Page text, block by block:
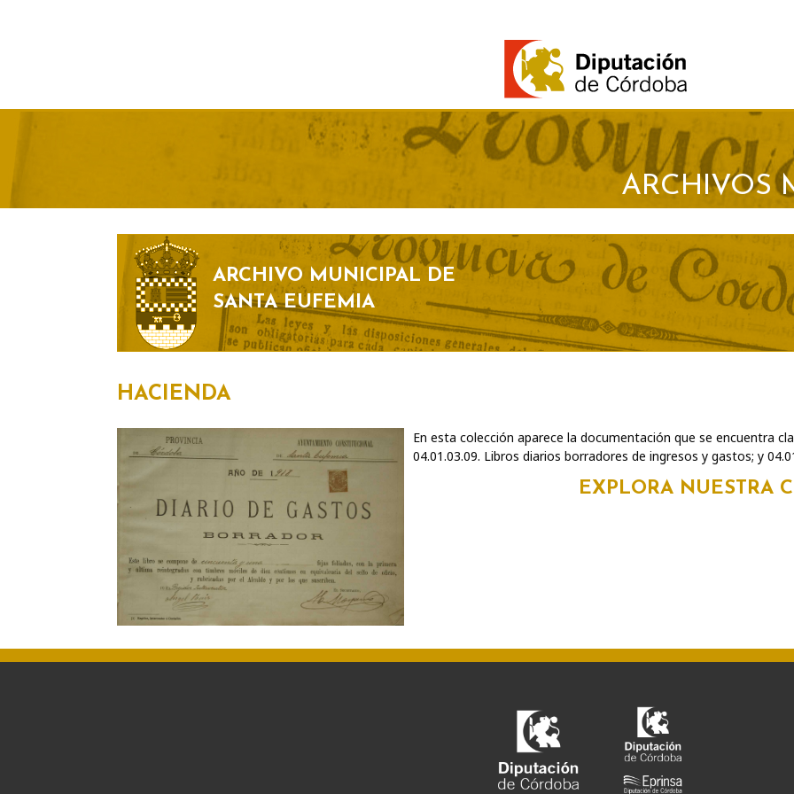
ARCHIVOS
ARCHIVO MUNICIPAL DE
SANTA EUFEMIA
HACIENDA
En esta colección aparece la documentación que se encuentra
04.01.03.09. Libros diarios borradores de ingresos y gastos; y
EXPLORA NUESTRA